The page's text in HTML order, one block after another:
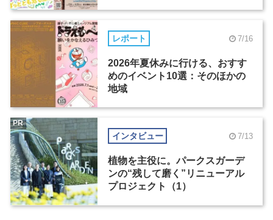
レポート 7/16
2026年夏休みに行ける、おすす
めのイベント10選：そのほかの
地域
インタビュー 7/13
植物を主役に。パークスガーデ
ンの“残して磨く”リニューアル
プロジェクト（1）
PR